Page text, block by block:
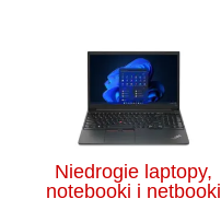
Niedrogie laptopy,
notebooki i netbooki